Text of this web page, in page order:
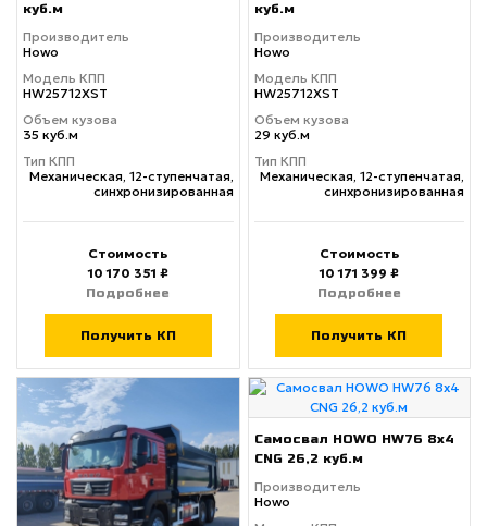
куб.м
Производитель
Howo
Модель КПП
HW25712XST
Объем кузова
35 куб.м
Тип КПП
Механическая, 12-ступенчатая,
синхронизированная
Стоимость
10 170 351 ₽
Подробнее
Получить КП
куб.м
Производитель
Howo
Модель КПП
HW25712XST
Объем кузова
29 куб.м
Тип КПП
Механическая, 12-ступенчатая,
синхронизированная
Стоимость
10 171 399 ₽
Подробнее
Получить КП
Самосвал HOWO HW76 8x4
CNG 26,2 куб.м
Производитель
Howo